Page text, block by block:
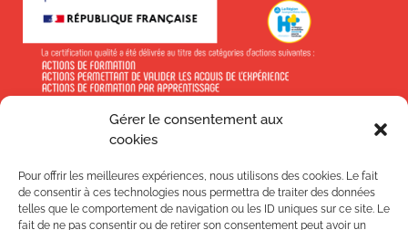
Gérer le consentement aux
cookies
Pour offrir les meilleures expériences, nous utilisons des cookies. Le fait
de consentir à ces technologies nous permettra de traiter des données
telles que le comportement de navigation ou les ID uniques sur ce site. Le
fait de ne pas consentir ou de retirer son consentement peut avoir un
En savoir +